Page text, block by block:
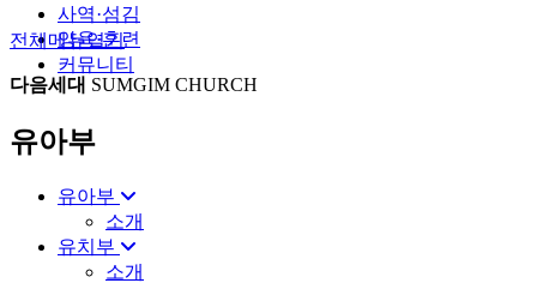
사역·섬김
양육·훈련
커뮤니티
전체메뉴열기
다음세대 SUMGIM CHURCH
유아부
유아부
소개
유치부
소개